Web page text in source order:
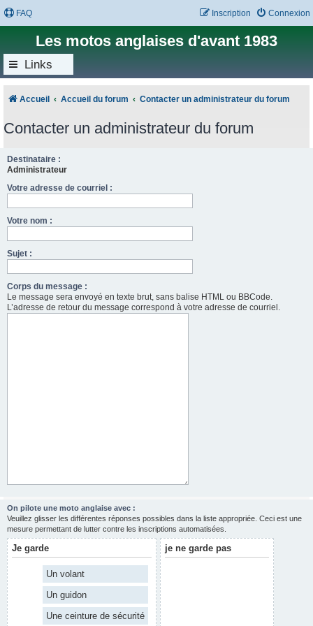
FAQ Connexion
Inscription
Les motos anglaises d'avant 1983
Links
Accueil Accueil du forum Contacter un administrateur du forum
Contacter un administrateur du forum
Destinataire :
Administrateur
Votre adresse de courriel :
Votre nom :
Sujet :
Corps du message :
Le message sera envoyé en texte brut, sans balise HTML ou BBCode.
L’adresse de retour du message correspond à votre adresse de courriel.
On pilote une moto anglaise avec :
Veuillez glisser les différentes réponses possibles dans la liste appropriée. Ceci est une
mesure permettant de lutter contre les inscriptions automatisées.
Je garde
Un volant
Un guidon
Une ceinture de sécurité
je ne garde pas